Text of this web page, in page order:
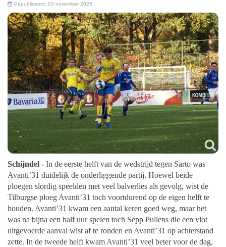
Gepubliceerd: 03 november 2025
Schijndel - In de eerste helft van de wedstrijd tegen Sarto was
Avanti’31 duidelijk de onderliggende partij. Hoewel beide
ploegen slordig speelden met veel balverlies als gevolg, wist de
Tilburgse ploeg Avanti’31 toch voortdurend op de eigen helft te
houden. Avanti’31 kwam een aantal keren goed weg, maar het
was na bijna een half uur spelen toch Sepp Pullens die een vlot
uitgevoerde aanval wist af te ronden en Avanti’31 op achterstand
zette. In de tweede helft kwam Avanti’31 veel beter voor de dag,